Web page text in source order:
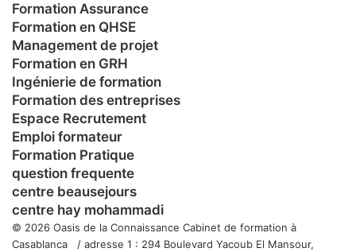
Formation Assurance
Formation en QHSE
Management de projet
Formation en GRH
Ingénierie de formation
Formation des entreprises
Espace Recrutement
Emploi formateur
Formation Pratique
question frequente
centre beausejours
centre hay mohammadi
© 2026 Oasis de la Connaissance Cabinet de formation à
Casablanca / adresse 1 : 294 Boulevard Yacoub El Mansour,